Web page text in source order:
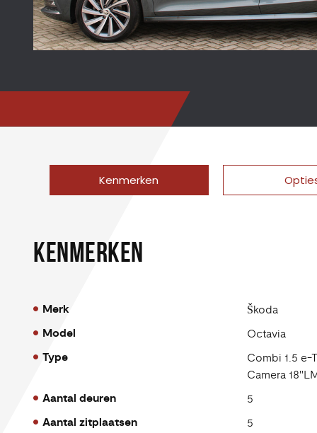
Kenmerken
KENMERKEN
Merk Škoda
Model Octavia
Type
Combi 1.5 e-
Camera
Aantal deuren 5
Aantal zitplaatsen 5